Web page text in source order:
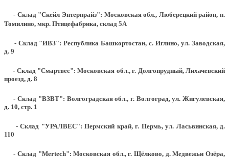
- Склад "Скейл Энтерпрайз": Московская обл., Люберецкий район, п.
Томилино, мкр. Птицефабрика, склад 5А
- Склад "ИВЗ": Республика Башкортостан, с. Иглино, ул. Заводская,
д. 9
- Склад "Смартвес":Московская обл., г. Долгопрудный, Лихачевский
проезд, д. 8
- Склад "ВЗВТ": Волгоградская обл., г. Волгоград, ул. Жигулевская,
д. 10, стр. 1
- Склад "УРАЛВЕС": Пермский край, г. Пермь, ул. Ласьвинская, д.
110
- Склад "Mertech": Московская обл., г. Щёлково, д. Медвежьи Озёра,